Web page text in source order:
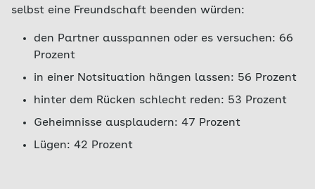
selbst eine Freundschaft beenden würden:
den Partner ausspannen oder es versuchen: 66
Prozent
in einer Notsituation hängen lassen: 56 Prozent
hinter dem Rücken schlecht reden: 53 Prozent
Geheimnisse ausplaudern: 47 Prozent
Lügen: 42 Prozent